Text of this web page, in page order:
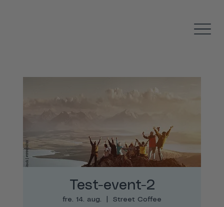
Test-event-2
fre. 14. aug. Street Coffee